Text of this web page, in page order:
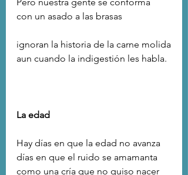
con un asado a las brasas
ignoran la historia de la carne molida
aun cuando la indigestión les habla.
La edad
Hay días en que la edad no avanza
días en que el ruido se amamanta
como una cría que no quiso nacer